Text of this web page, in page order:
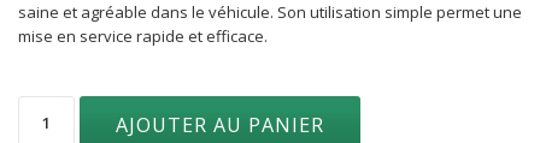
saine et agréable dans le véhicule. Son utilisation simple permet une
mise en service rapide et efficace.
AJOUTER AU PANIER